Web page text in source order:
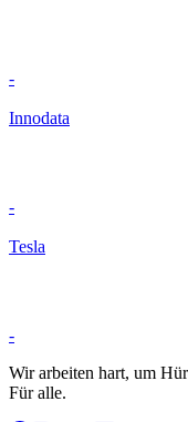
-
Innodata
-
Tesla
-
Wir arbeiten hart, um
Für alle.